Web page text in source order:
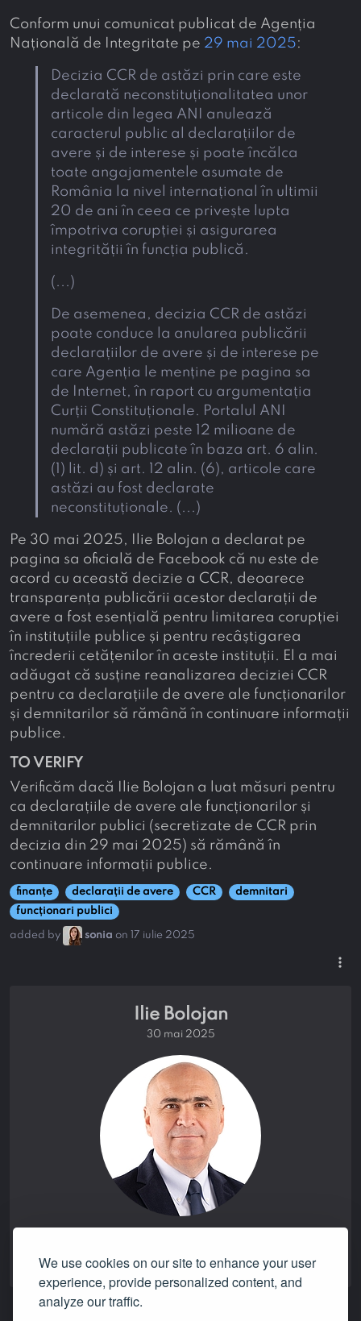
We use cookies on our site to enhance your user
experience, provide personalized content, and
analyze our traffic.
Conform unui comunicat publicat de Agenția
Națională de Integritate pe 29 mai 2025:
Decizia CCR de astăzi prin care este
declarată neconstituționalitatea unor
articole din legea ANI anulează
caracterul public al declarațiilor de
avere și de interese și poate încălca
toate angajamentele asumate de
România la nivel internațional în ultimii
20 de ani în ceea ce privește lupta
împotriva corupției și asigurarea
integrității în funcția publică.
(...)
De asemenea, decizia CCR de astăzi
poate conduce la anularea publicării
declarațiilor de avere și de interese pe
care Agenția le menține pe pagina sa
de Internet, în raport cu argumentația
Curții Constituționale. Portalul ANI
numără astăzi peste 12 milioane de
declarații publicate în baza art. 6 alin.
(1) lit. d) și art. 12 alin. (6), articole care
astăzi au fost declarate
neconstituționale. (...)
Pe 30 mai 2025, Ilie Bolojan a declarat pe
pagina sa oficială de Facebook că nu este de
acord cu această decizie a CCR, deoarece
transparența publicării acestor declarații de
avere a fost esențială pentru limitarea corupției
în instituțiile publice și pentru recâștigarea
încrederii cetățenilor în aceste instituții. El a mai
adăugat că susține reanalizarea deciziei CCR
pentru ca declarațiile de avere ale funcționarilor
și demnitarilor să rămână în continuare informații
publice.
TO VERIFY
Verificăm dacă Ilie Bolojan a luat măsuri pentru
ca declarațiile de avere ale funcționarilor și
demnitarilor publici (secretizate de CCR prin
decizia din 29 mai 2025) să rămână în
continuare informații publice.
finanțe declarații de avere CCR
demnitari
funcționari publici
added by sonia on 17 iulie 2025
more_vert
Ilie Bolojan
30 mai 2025
NONE